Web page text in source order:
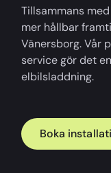
Tillsammans
mer hållbar
Vänersborg. Vår
service gör det
elbilsladdning.
Boka